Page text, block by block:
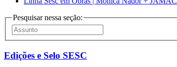
Pesquisar nessa seção:
Edições e Selo SESC